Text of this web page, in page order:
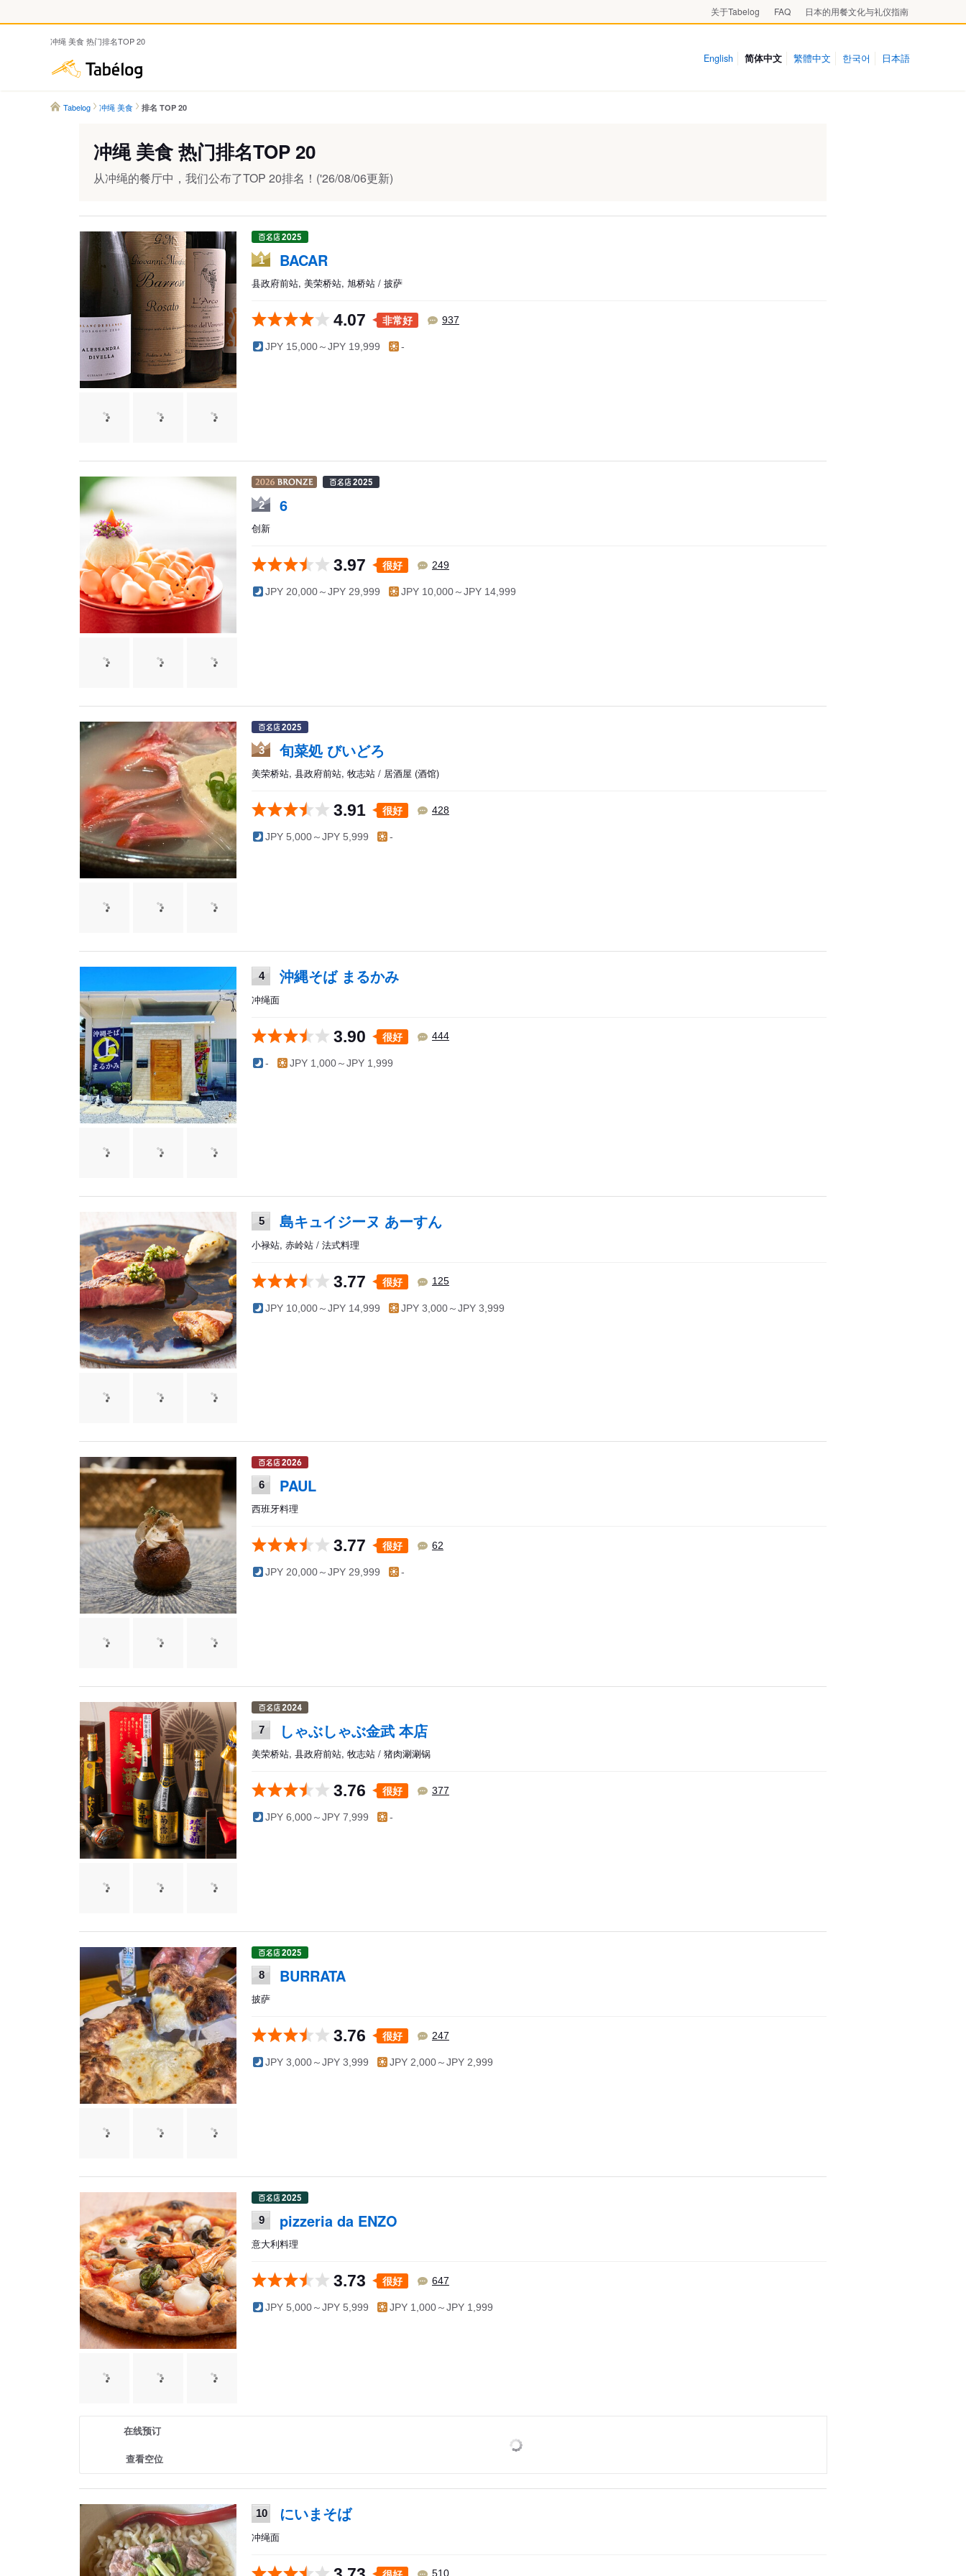
关于Tabelog FAQ 日本的用餐文化与礼仪指南
冲绳 美食 热门排名TOP 20
English 简体中文 繁體中文 한국어 日本語
Tabelog 冲绳 美食 排名 TOP 20
冲绳 美食 热门排名TOP 20
从冲绳的餐厅中，我们公布了TOP 20排名！('26/08/06更新)
1 BACAR
县政府前站, 美荣桥站, 旭桥站 / 披萨
4.07 非常好 937
JPY 15,000～JPY 19,999 -
2 6
创新
3.97 很好 249
JPY 20,000～JPY 29,999 JPY 10,000～JPY 14,999
3 旬菜処 びいどろ
美荣桥站, 县政府前站, 牧志站 / 居酒屋 (酒馆)
3.91 很好 428
JPY 5,000～JPY 5,999 -
4 沖縄そば まるかみ
冲绳面
3.90 很好 444
- JPY 1,000～JPY 1,999
5 島キュイジーヌ あーすん
小禄站, 赤岭站 / 法式料理
3.77 很好 125
JPY 10,000～JPY 14,999 JPY 3,000～JPY 3,999
6 PAUL
西班牙料理
3.77 很好 62
JPY 20,000～JPY 29,999 -
7 しゃぶしゃぶ金武 本店
美荣桥站, 县政府前站, 牧志站 / 猪肉涮涮锅
3.76 很好 377
JPY 6,000～JPY 7,999 -
8 BURRATA
披萨
3.76 很好 247
JPY 3,000～JPY 3,999 JPY 2,000～JPY 2,999
9 pizzeria da ENZO
意大利料理
3.73 很好 647
JPY 5,000～JPY 5,999 JPY 1,000～JPY 1,999
在线预订
查看空位
10 にいまそば
冲绳面
510